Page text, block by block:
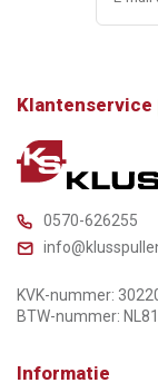
Klantenservice
0570-626255
KVK-nummer:
BTW-nummer:
Informatie